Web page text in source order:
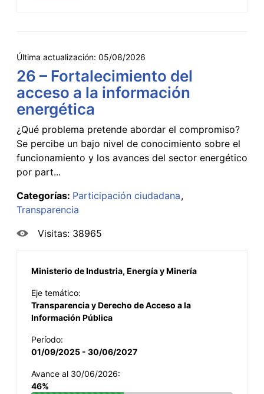
Última actualización: 05/08/2026
26 – Fortalecimiento del
acceso a la información
energética
¿Qué problema pretende abordar el compromiso?
Se percibe un bajo nivel de conocimiento sobre el
funcionamiento y los avances del sector energético
por part...
Categorías: Participación ciudadana
Transparencia
Visitas: 38965
Ministerio de Industria, Energía y Minería
Eje temático:
Transparencia y Derecho de Acceso a la
Información Pública
Período:
01/09/2025 - 30/06/2027
Avance al 30/06/2026:
46%